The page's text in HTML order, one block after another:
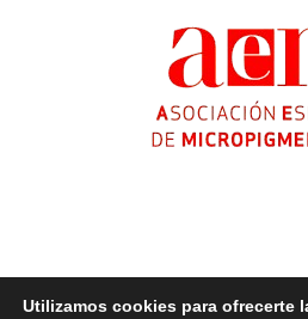
Utilizamos cookies para ofrecerte